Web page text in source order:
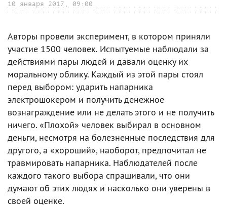
10 января 2017, 09:00
Авторы провели эксперимент, в котором приняли
участие 1500 человек. Испытуемые наблюдали за
действиями пары людей и давали оценку их
моральному облику. Каждый из этой пары стоял
перед выбором: ударить напарника
электрошокером и получить денежное
вознаграждение или не делать этого и не получить
ничего. «Плохой» человек выбирал в основном
деньги, несмотря на болезненные последствия для
другого, а «хороший», наоборот, предпочитал не
травмировать напарника. Наблюдателей после
каждого такого выбора спрашивали, что они
думают об этих людях и насколько они уверены в
своей оценке.